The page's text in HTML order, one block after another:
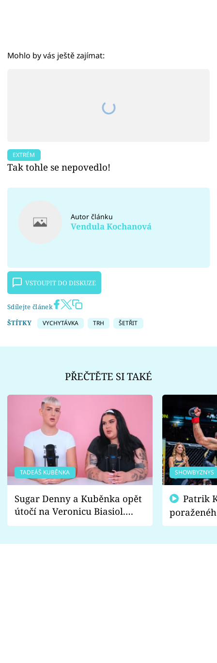
Mohlo by vás ještě zajímat:
EXTRÉM
Tak tohle se nepovedlo!
Autor článku
Vendula Kochanová
VSTOUPIT DO DISKUZE
Sdílejte článek
ŠTÍTKY
VYCHYTÁVKA TRH ŠETŘIT
PŘEČTĚTE SI TAKÉ
TADEÁŠ KUBĚNKA
Sugar Denny a Kuběnka opět
útočí na Veronicu Biasiol.
Proč je podle nich falešná a
SHOWBYZNYS
fanoušci